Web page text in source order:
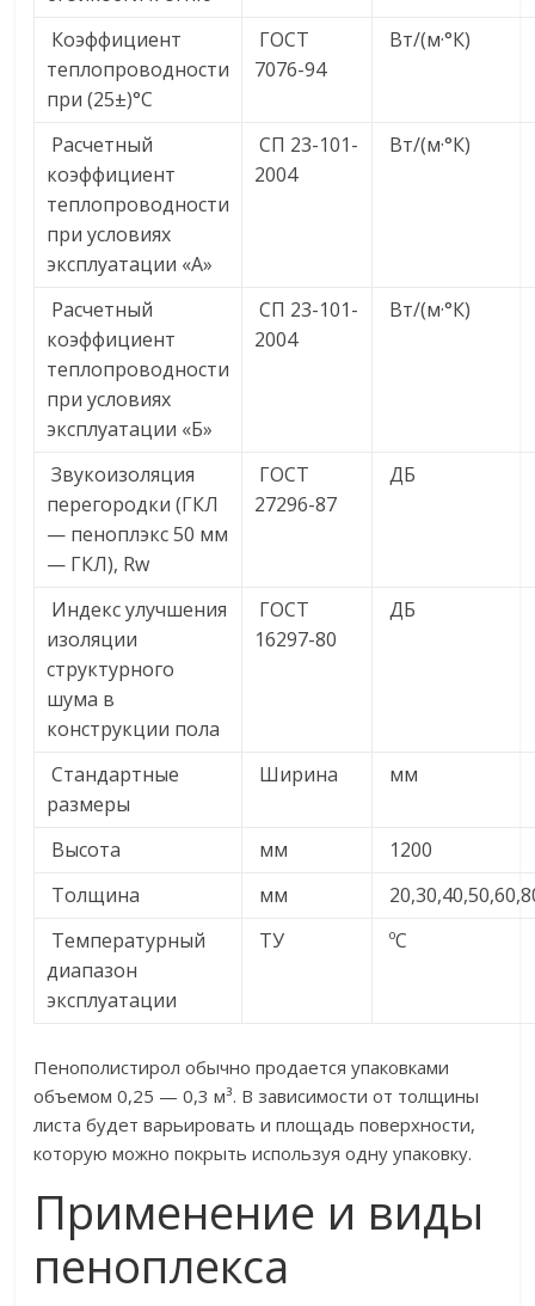
Коэффициент
теплопроводности
при (25±)°С
ГОСТ
7076-94
Вт/(м·°К)
Расчетный
коэффициент
теплопроводности
при условиях
эксплуатации «А»
СП 23-101-
2004
Вт/(м·°К)
Расчетный
коэффициент
теплопроводности
при условиях
эксплуатации «Б»
СП 23-101-
2004
Вт/(м·°К)
Звукоизоляция
перегородки (ГКЛ
— пеноплэкс 50 мм
— ГКЛ), Rw
ГОСТ
27296-87
ДБ
Индекс улучшения
изоляции
структурного
шума в
конструкции пола
ГОСТ
16297-80
ДБ
Стандартные
размеры
Ширина мм
Высота мм
1200
Толщина
мм
Температурный
диапазон
эксплуатации
ТУ ºС
Пенополистирол обычно продается упаковками
объемом 0,25 — 0,3 м³. В зависимости от толщины
листа будет варьировать и площадь поверхности,
которую можно покрыть используя одну упаковку.
Применение и виды
пеноплекса